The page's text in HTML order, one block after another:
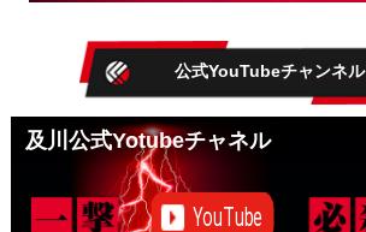
公式YouTubeチャンネル
及川公式Yotubeチャネル